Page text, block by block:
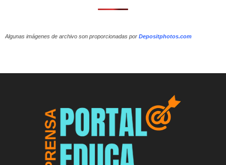
Algunas imágenes de archivo son proporcionadas por Depositphotos.com